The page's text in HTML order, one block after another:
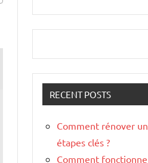
RECENT POSTS
Comment rénover
étapes clés ?
Comment